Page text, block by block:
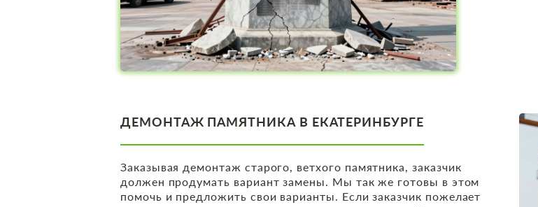
ДЕМОНТАЖ ПАМЯТНИКА В ЕКАТЕРИНБУРГЕ
Заказывая демонтаж старого, ветхого памятника, заказчик
должен продумать вариант замены. Мы так же готовы в этом
помочь и предложить свои варианты. Если заказчик пожелает